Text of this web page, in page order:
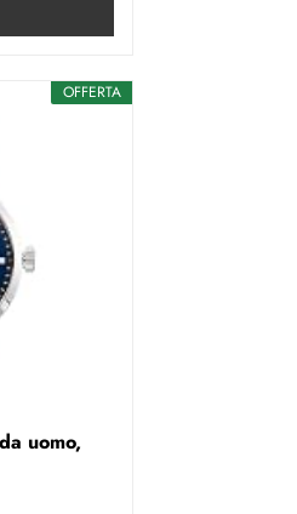
OFFERTA
uomo,